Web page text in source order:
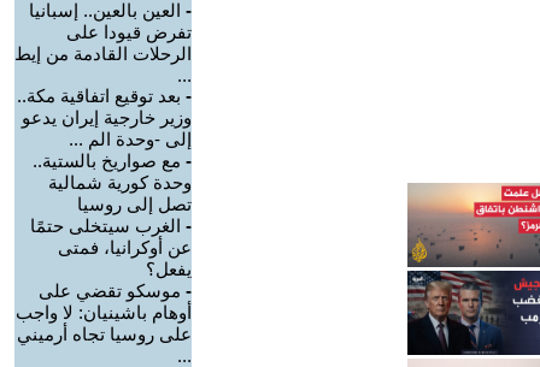
- العين بالعين.. إسبانيا
تفرض قيودا على
الرحلات القادمة من إيط
...
- بعد توقيع اتفاقية مكة..
وزير خارجية إيران يدعو
إلى -وحدة الم ...
- مع صواريخ بالستية..
وحدة كورية شمالية
تصل إلى روسيا
- الغرب سيتخلى حتمًا
عن أوكرانيا، فمتى
يفعل؟
- موسكو تقضي على
أوهام باشينيان: لا واجب
على روسيا تجاه أرميني
...